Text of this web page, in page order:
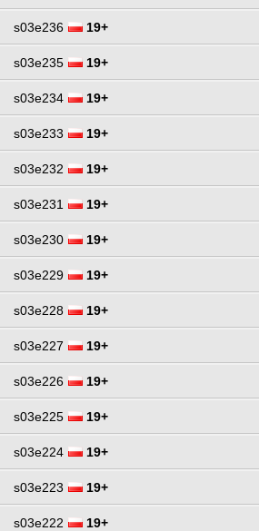
s03e236 19+
s03e235 19+
s03e234 19+
s03e233 19+
s03e232 19+
s03e231 19+
s03e230 19+
s03e229 19+
s03e228 19+
s03e227 19+
s03e226 19+
s03e225 19+
s03e224 19+
s03e223 19+
s03e222 19+